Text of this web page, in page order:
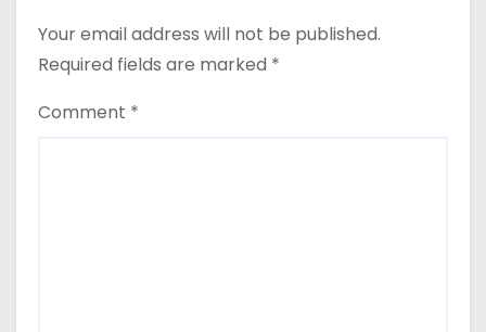
Your email address will not be published.
Required fields are marked *
Comment *